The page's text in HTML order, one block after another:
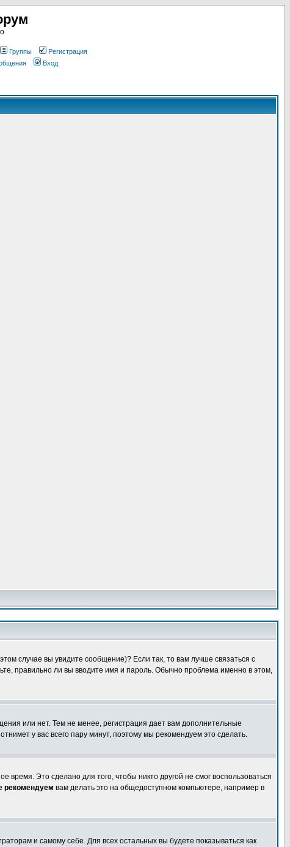
Группы
Регистрация
Вход
случае вы увидите сообщение)? Если так, то вам лучше связаться с
правильно ли вы вводите имя и пароль. Обычно проблема именно в этом,
или нет. Тем не менее, регистрация дает вам дополнительные
у вас всего пару минут, поэтому мы рекомендуем это сделать.
Это сделано для того, чтобы никто другой не смог воспользоваться
рекомендуем вам делать это на общедоступном компьютере, например в
и самому себе. Для всех остальных вы будете показываться как